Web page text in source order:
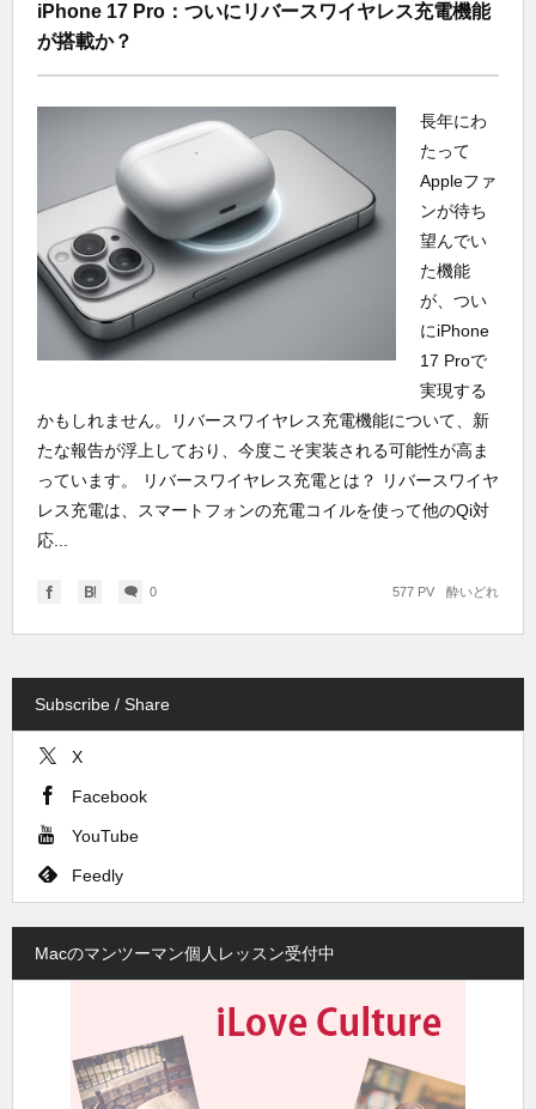
iPhone 17 Pro：ついにリバースワイヤレス充電機能
が搭載か？
長年にわ
たって
Appleファ
ンが待ち
望んでい
た機能
が、つい
にiPhone
17 Proで
実現する
かもしれません。リバースワイヤレス充電機能について、新
たな報告が浮上しており、今度こそ実装される可能性が高ま
っています。 リバースワイヤレス充電とは？ リバースワイヤ
レス充電は、スマートフォンの充電コイルを使って他のQi対
応...
0 酔いどれ
577 PV
Subscribe / Share
X
Facebook
YouTube
Feedly
Macのマンツーマン個人レッスン受付中